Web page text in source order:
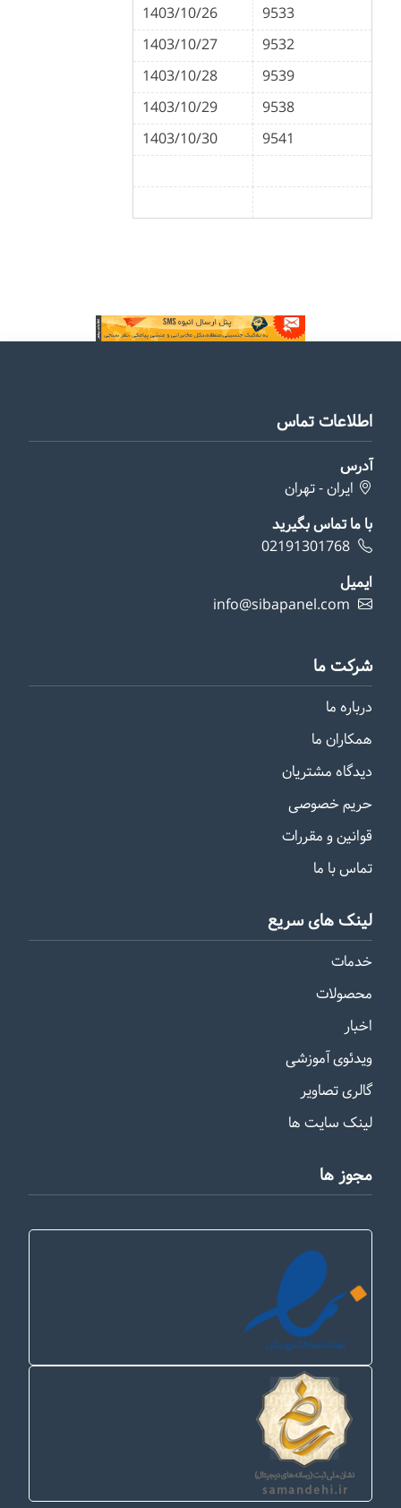
1403/10/26
9533
1403/10/27
9532
1403/10/28
9539
1403/10/29
9538
1403/10/30
9541
اطلاعات تماس
آدرس
ایران - تهران
با ما تماس بگیرید
02191301768
ایمیل
info@sibapanel.com
شرکت ما
درباره ما
همکاران ما
دیدگاه مشتریان
حریم خصوصی
قوانین و مقررات
تماس با ما
لینک های سریع
خدمات
محصولات
اخبار
ویدئوی آموزشی
گالری تصاویر
لینک سایت ها
مجوز ها